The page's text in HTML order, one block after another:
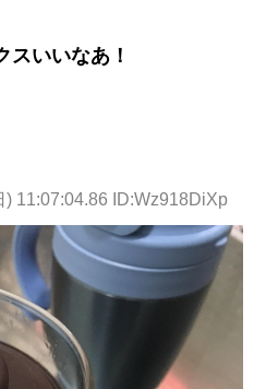
スいいなあ！
) 11:07:04.86 ID:Wz918DiXp